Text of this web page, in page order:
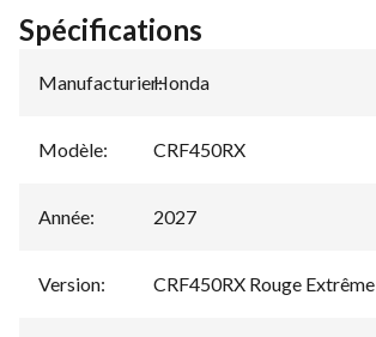
Spécifications
Manufacturier:
Honda
Modèle: CRF450RX
Année: 2027
Version: CRF450RX Rouge Extrême